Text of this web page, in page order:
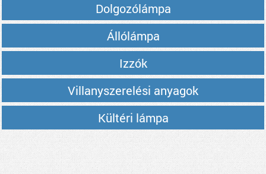
Dolgozólámpa
Állólámpa
Izzók
Villanyszerelési anyagok
Kültéri lámpa